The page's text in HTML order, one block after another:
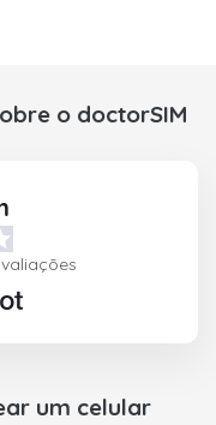
o doctorSIM
um celular